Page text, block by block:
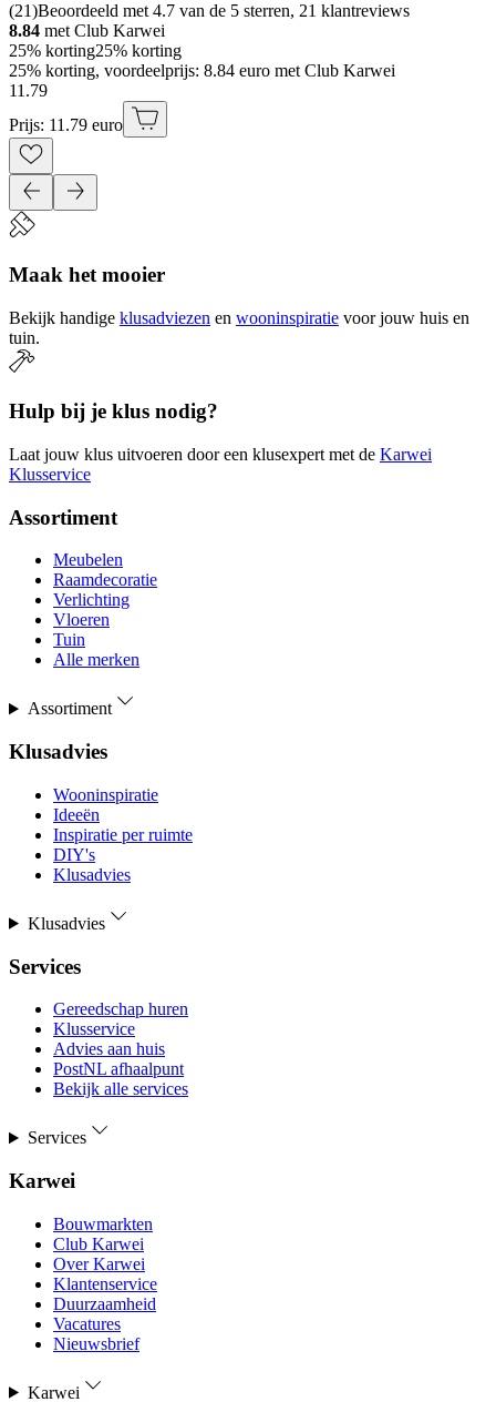
(21)Beoordeeld met 4.7 van de 5 sterren, 21 klantreviews
8.84 met Club Karwei
25% korting25% korting
25% korting, voordeelprijs: 8.84 euro met Club Karwei
11 .79
Prijs: 11.79 euro
Maak het mooier
Bekijk handige klusadviezen en wooninspiratie voor jouw huis en
tuin.
Hulp bij je klus nodig?
Laat jouw klus uitvoeren door een klusexpert met de Karwei
Klusservice
Assortiment
Meubelen
Raamdecoratie
Verlichting
Vloeren
Tuin
Alle merken
Assortiment
Klusadvies
Wooninspiratie
Ideeën
Inspiratie per ruimte
DIY's
Klusadvies
Klusadvies
Services
Gereedschap huren
Klusservice
Advies aan huis
PostNL afhaalpunt
Bekijk alle services
Services
Karwei
Bouwmarkten
Club Karwei
Over Karwei
Klantenservice
Duurzaamheid
Vacatures
Nieuwsbrief
Karwei